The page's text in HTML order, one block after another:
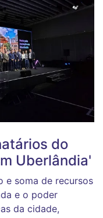
do
Uberlândia'
e soma de recursos
e o poder
da cidade,